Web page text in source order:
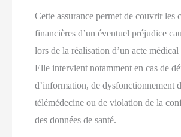
Cette assurance permet de couvrir les
financières d’un éventuel préjudice
lors de la réalisation d’un acte médical
Elle intervient notamment en cas de
d’information, de dysfonctionnement
télémédecine ou de violation de la
des données de santé.